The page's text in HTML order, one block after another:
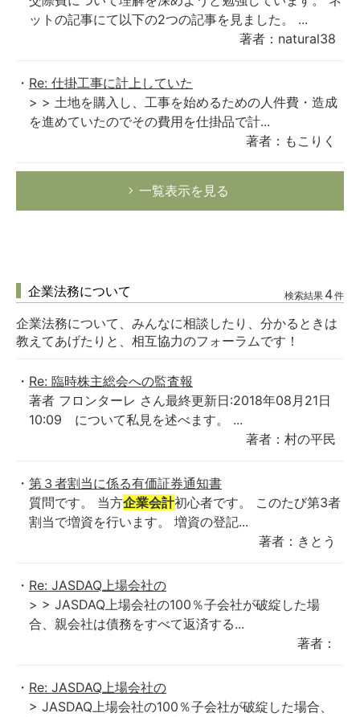
ットの記事にて以下の2つの記事を見ました。 ...
著者：natural38
Re: 仕掛工事に計上していた
> > 土地を購入し、工事を始めるための人件費・造成
を進めていたのでその費用を仕掛品で計...
著者：もこりく
一覧表示を見る
企業法務について 検索結果 4件
企業法務について、みんなに相談したり、分かるときは
教えてあげたりと、相互協力のフォーラムです！
Re: 臨時株主総会への監査報
著者 フロンターレ さん最終更新日:2018年08月21日
10:09 について私見を述べます。 ...
著者：村の平民
第３者割当に係る有価証券通知書
質問です。 当方企業会計初心者です。 このたび第3者
割当で増資を行います。 増資の登記...
著者：きとう
Re: JASDAQ上場会社の
> > JASDAQ上場会社の100％子会社が破綻した場
合、親会社は債務をすべて返済する...
著者：
Re: JASDAQ上場会社の
> JASDAQ上場会社の100％子会社が破綻した場合、